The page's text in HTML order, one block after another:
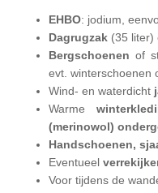
EHBO: jodium,
Dagrugzak (35 liter)
Bergschoenen of
evt. winterschoenen
Wind- en waterdicht
Warme
(merinowol)
Handschoenen,
Eventueel
Voor tijdens de